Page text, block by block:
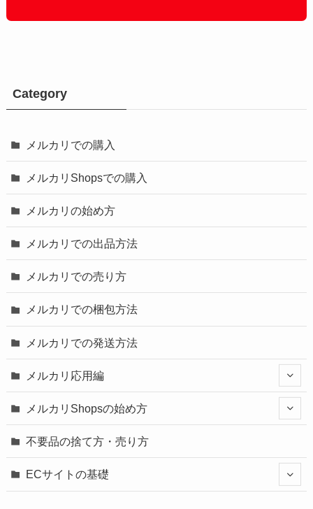
Category
メルカリでの購入
メルカリShopsでの購入
メルカリの始め方
メルカリでの出品方法
メルカリでの売り方
メルカリでの梱包方法
メルカリでの発送方法
メルカリ応用編
メルカリShopsの始め方
不要品の捨て方・売り方
ECサイトの基礎